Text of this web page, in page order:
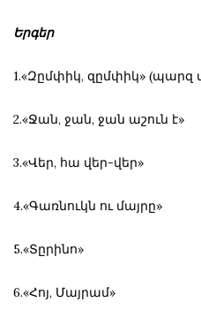
Երգեր
1.«Զըմփիկ, զըմփիկ»
2.«Ջան, ջան, ջան աշուն է»
3.«Վեր, հա վեր-վեր»
4.«Գառնուկն ու մայրը»
5.«Տըրինո»
6.«Հոյ, Մայրամ»